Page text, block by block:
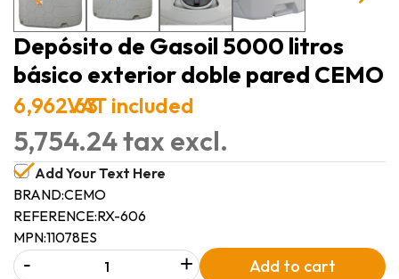
Depósito de Gasoil 5000 litros
básico exterior doble pared CEMO
6,962.63VAT included
5,754.24 tax excl.
Add Your Text Here
BRAND:CEMO
REFERENCE:RX-606
MPN:11078ES
- + Add to cart